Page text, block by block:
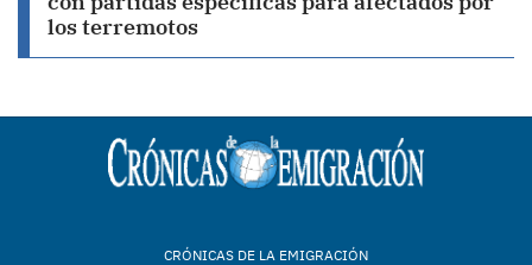
los terremotos
CRÓNICAS DE LA EMIGRACIÓN